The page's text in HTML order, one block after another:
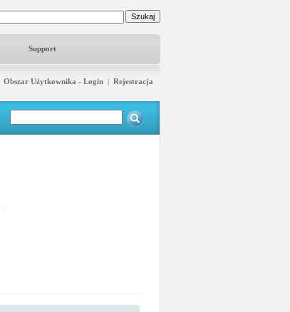
Support
Obszar Użytkownika - Login | Rejestracja